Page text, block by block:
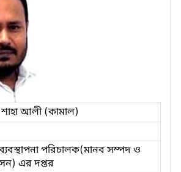
আলী (কামাল)
পরিচালক(মানব সম্পদ ও
এর দপ্তর